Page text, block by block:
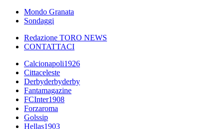
Mondo Granata
Sondaggi
Redazione TORO NEWS
CONTATTACI
Calcionapoli1926
Cittaceleste
Derbyderbyderby
Fantamagazine
FCInter1908
Forzaroma
Golssip
Hellas1903